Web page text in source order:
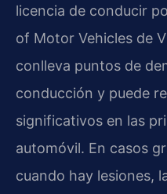
licencia de conducir
of Motor Vehicles de
conlleva puntos de
conducción y puede
significativos en las
automóvil. En casos
cuando hay lesiones,